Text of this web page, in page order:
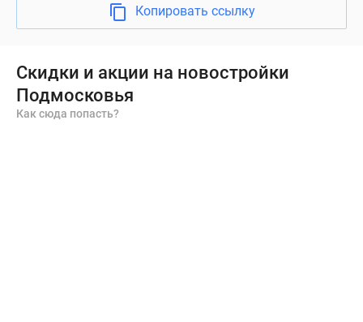
Копировать ссылку
Скидки и акции на новостройки
Подмосковья
Как сюда попасть?